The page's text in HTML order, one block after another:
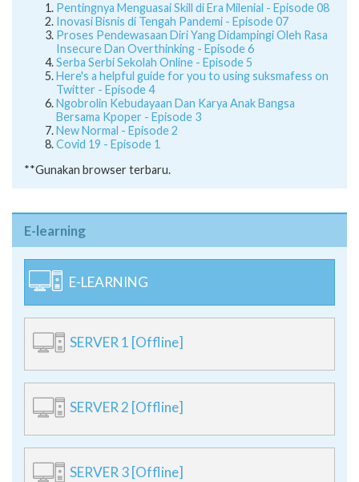
Pentingnya Menguasai Skill di Era Milenial - Episode 08
Inovasi Bisnis di Tengah Pandemi - Episode 07
Proses Pendewasaan Diri Yang Didampingi Oleh Rasa
Insecure Dan Overthinking - Episode 6
Serba Serbi Sekolah Online - Episode 5
Here's a helpful guide for you to using suksmafess on
Twitter - Episode 4
Ngobrolin Kebudayaan Dan Karya Anak Bangsa
Bersama Kpoper - Episode 3
New Normal - Episode 2
Covid 19 - Episode 1
**Gunakan browser terbaru.
E-learning
E-LEARNING
SERVER 1 [Offline]
SERVER 2 [Offline]
SERVER 3 [Offline]